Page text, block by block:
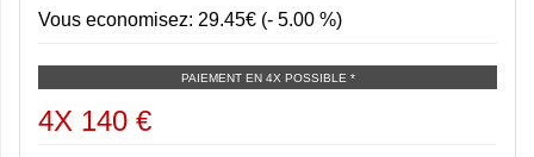
Vous economisez: 29.45€ (- 5.00 %)
PAIEMENT EN 4X POSSIBLE *
4X 140 €